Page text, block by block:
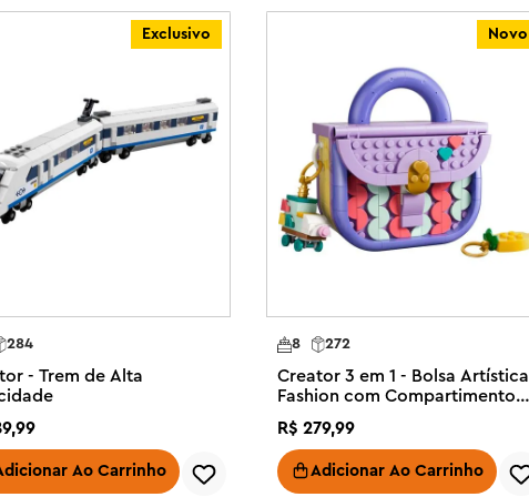
das crianças com a possibilidade
ficarão animadas para
paixões das crianças,
Os modelos não podem ser
3em1 Animais Selvagens:
9 anos ou mais construam e
o pescoço, as orelhas e a
as figuras de animais podem
prateleira ou mesa de
Exclusivo
284
- Trem de Alta
,99
Ao Carrinho
Novo
272
8
Creator 3 em 1 - Bolsa Artística
Fashion com Compartimento
R$ 279,99
Adicionar Ao Carrinho